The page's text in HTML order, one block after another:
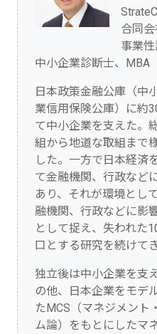
合同
事業
中小企業診断士、MBA
日本政策金融公庫（中
業信用保険公庫）に約
て中小企業を支えた。
組から地道な取組まで
した。一方で日本経済
て金融機関、行政など
あり、それが環境とし
融機関、行政などに影
として捉え、失われた
口とする研究を続けてき
独立後は中小企業を支
の他、日本企業をモデ
たMCS（マネジメント
ム論）をもとにしたマ